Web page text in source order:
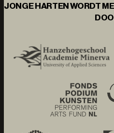
JONGE HARTEN WORDT